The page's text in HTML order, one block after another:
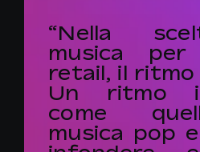
“Nella
musica
retail, il ritmo
Un ritmo
come
musica pop